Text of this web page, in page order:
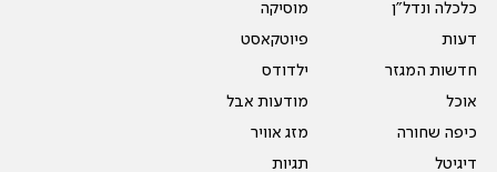
כלכלה ונדל"ן
דעות
חדשות המגזר
אוכל
כיפה שחורה
דיגיטל
מוסיקה
פיוטקאסט
ילדודס
מודעות אבל
מזג אוויר
תגיות